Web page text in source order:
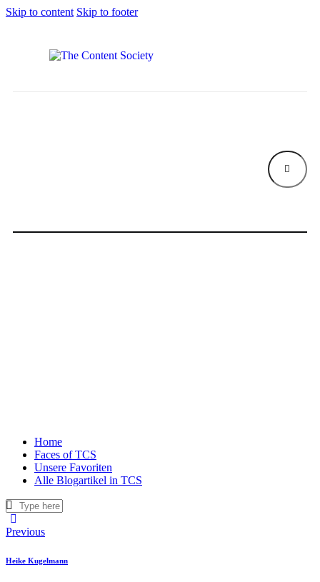
Skip to content Skip to footer
Home
Faces of TCS
Unsere Favoriten
Alle Blogartikel in TCS
Previous
Heike Kugelmann